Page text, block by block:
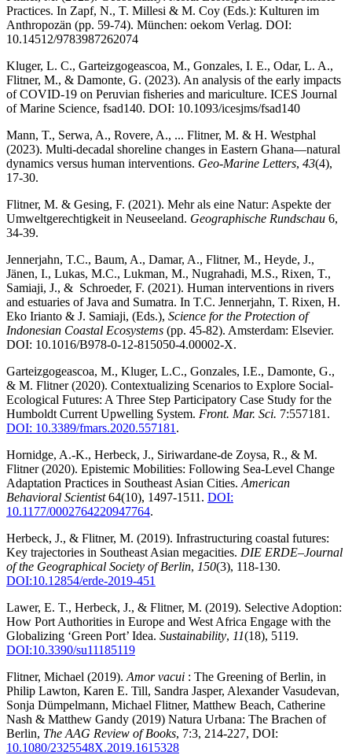
Practices. In Zapf, N., T. Millesi & M. Coy (Eds.): Kulturen im
Anthropozän (pp. 59-74). München: oekom Verlag. DOI:
10.14512/9783987262074
Kluger, L. C., Garteizgogeascoa, M., Gonzales, I. E., Odar, L. A.,
Flitner, M., & Damonte, G. (2023). An analysis of the early impacts
of COVID-19 on Peruvian fisheries and mariculture. ICES Journal
of Marine Science, fsad140. DOI: 10.1093/icesjms/fsad140
Mann, T., Serwa, A., Rovere, A., ... Flitner, M. & H. Westphal
(2023). Multi-decadal shoreline changes in Eastern Ghana—natural
dynamics versus human interventions. Geo-Marine Letters, 43(4),
17-30.
Flitner, M. & Gesing, F. (2021). Mehr als eine Natur: Aspekte der
Umweltgerechtigkeit in Neuseeland. Geographische Rundschau 6,
34-39.
Jennerjahn, T.C., Baum, A., Damar, A., Flitner, M., Heyde, J.,
Jänen, I., Lukas, M.C., Lukman, M., Nugrahadi, M.S., Rixen, T.,
Samiaji, J., & Schroeder, F. (2021). Human interventions in rivers
and estuaries of Java and Sumatra. In T.C. Jennerjahn, T. Rixen, H.
Eko Irianto & J. Samiaji, (Eds.), Science for the Protection of
Indonesian Coastal Ecosystems (pp. 45-82). Amsterdam: Elsevier.
DOI: 10.1016/B978-0-12-815050-4.00002-X.
Garteizgogeascoa, M., Kluger, L.C., Gonzales, I.E., Damonte, G.,
& M. Flitner (2020). Contextualizing Scenarios to Explore Social-
Ecological Futures: A Three Step Participatory Case Study for the
Humboldt Current Upwelling System. Front. Mar. Sci. 7:557181.
DOI: 10.3389/fmars.2020.557181 .
Hornidge, A.-K., Herbeck, J., Siriwardane-de Zoysa, R., & M.
Flitner (2020). Epistemic Mobilities: Following Sea-Level Change
Adaptation Practices in Southeast Asian Cities. American
Behavioral Scientist64(10), 1497-1511. DOI:
10.1177/0002764220947764.
Herbeck, J., & Flitner, M. (2019). Infrastructuring coastal futures:
Key trajectories in Southeast Asian megacities. DIE ERDE–Journal
of the Geographical Society of Berlin, 150(3), 118-130.
DOI:10.12854/erde-2019-451
Lawer, E. T., Herbeck, J., & Flitner, M. (2019). Selective Adoption:
How Port Authorities in Europe and West Africa Engage with the
Globalizing ‘Green Port’ Idea. Sustainability, 11(18), 5119.
DOI:10.3390/su11185119
Flitner, Michael (2019). Amor vacui : The Greening of Berlin, in
Philip Lawton, Karen E. Till, Sandra Jasper, Alexander Vasudevan,
Sonja Dümpelmann, Michael Flitner, Matthew Beach, Catherine
Nash & Matthew Gandy (2019) Natura Urbana: The Brachen of
Berlin, The AAG Review of Books, 7:3, 214-227, DOI:
10.1080/2325548X.2019.1615328